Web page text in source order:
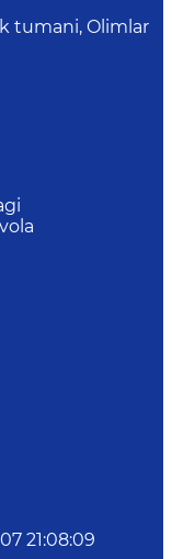
tumani, Olimlar
21:08:09